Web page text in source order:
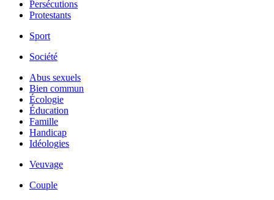
Persécutions
Protestants
Sport
Société
Abus sexuels
Bien commun
Écologie
Éducation
Famille
Handicap
Idéologies
Veuvage
Couple